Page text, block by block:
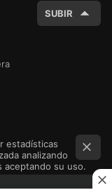
SUBIR
estadísticas
analizando
aceptando su uso.